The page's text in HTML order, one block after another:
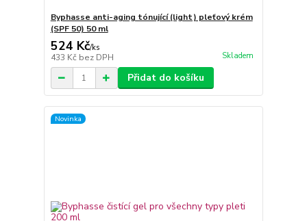
Byphasse anti-aging tónující (light) pleťový krém
(SPF 50) 50 ml
524 Kč/ks
433 Kč bez DPH Skladem
Přidat do košíku
Novinka